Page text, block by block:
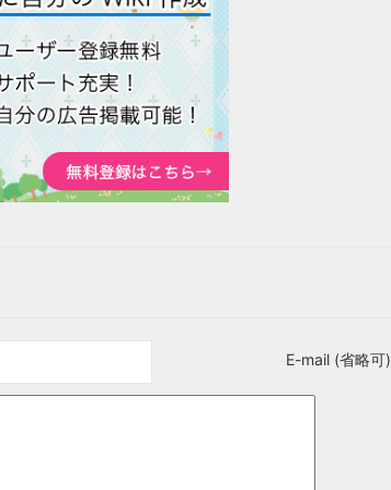
E-mail (省略可)